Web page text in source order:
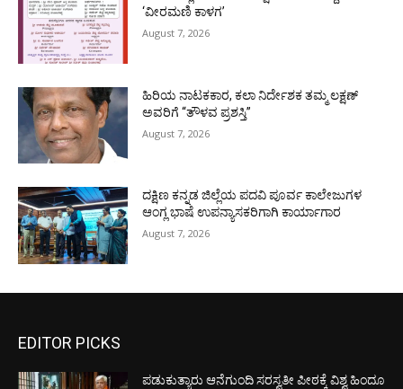
‘ವೀರಮಣಿ ಕಾಳಗ’
August 7, 2026
ಹಿರಿಯ ನಾಟಕಕಾರ, ಕಲಾ ನಿರ್ದೇಶಕ ತಮ್ಮ ಲಕ್ಷಣ್
ಅವರಿಗೆ “ತೌಳವ ಪ್ರಶಸ್ತಿ”
August 7, 2026
ದಕ್ಷಿಣ ಕನ್ನಡ ಜಿಲ್ಲೆಯ ಪದವಿ ಪೂರ್ವ ಕಾಲೇಜುಗಳ
ಆಂಗ್ಲ ಭಾಷೆ ಉಪನ್ಯಾಸಕರಿಗಾಗಿ ಕಾರ್ಯಾಗಾರ
August 7, 2026
EDITOR PICKS
ಪಡುಕುತ್ಯಾರು ಆನೆಗುಂದಿ ಸರಸ್ವತೀ ಪೀಠಕ್ಕೆ ವಿಶ್ವ ಹಿಂದೂ